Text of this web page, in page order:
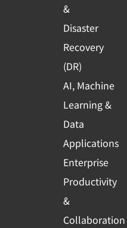
&
Disaster
Recovery
(DR)
AI, Machine
Learning &
Data
Applications
Enterprise
Productivity
&
Collaboration